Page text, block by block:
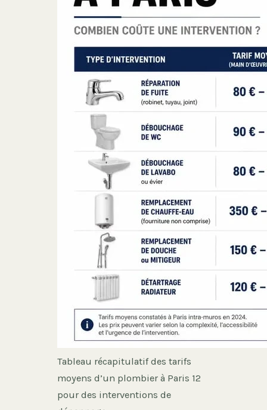
Tableau récapitulatif des tarifs
moyens d’un plombier à Paris 12
pour des interventions de